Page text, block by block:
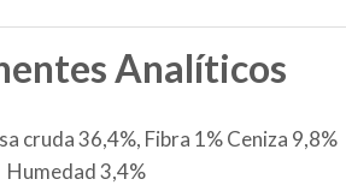
Analíticos
cruda 36,4%, Fibra 1% Ceniza 9,8%
Humedad 3,4%